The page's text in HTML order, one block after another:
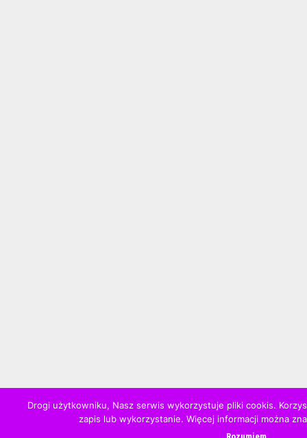
Drogi użytkowniku, Nasz serwis wykorzystuje pliki cookis.
zapis lub wykorzystanie. Więcej informacji można